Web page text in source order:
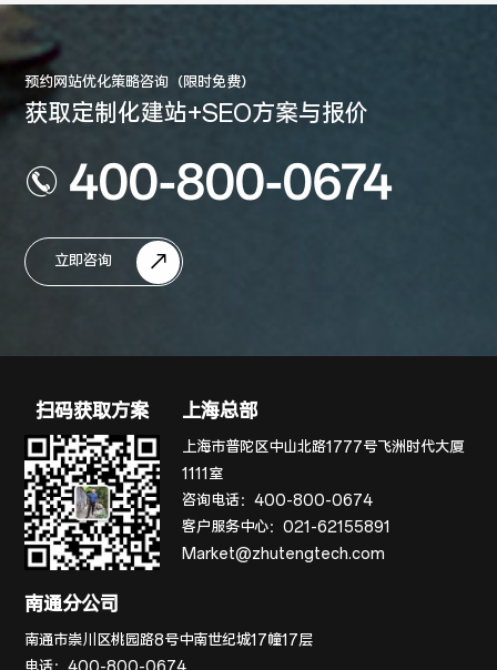
预约网站优化策略咨询（限时免费）
获取定制化建站+SEO方案与报价
400-800-0674
立即咨询
扫码获取方案 上海总部
上海市普陀区中山北路1777号飞洲时代大厦
1111室
咨询电话：400-800-0674
客户服务中心：021-62155891
Market@zhutengtech.com
南通分公司
南通市崇川区桃园路8号中南世纪城17幢17层